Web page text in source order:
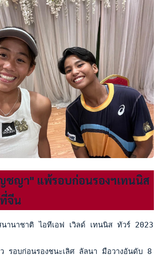
ญา" แพ้รอบก่อนรองฯเทนนิส
จีน
นานาชาติ ไอทีเอฟ เวิลด์ เทนนิส ทัวร์
รอบก่อนรองชนะเลิศ ลัลนา มือวางอันดับ